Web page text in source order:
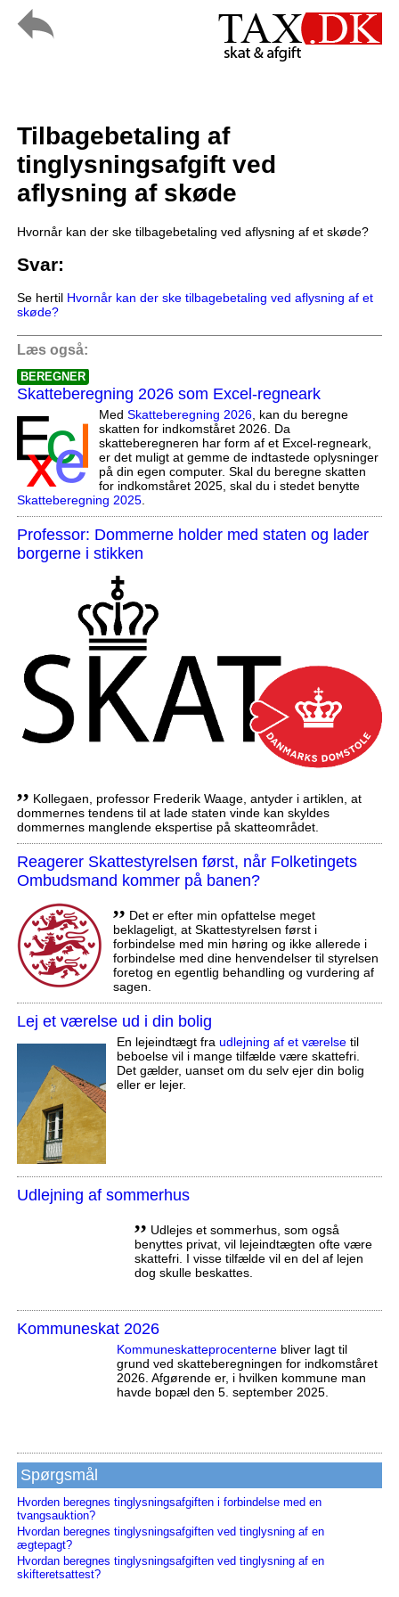
Tilbagebetaling af
tinglysningsafgift ved
aflysning af skøde
Hvornår kan der ske tilbagebetaling ved aflysning af et skøde?
Svar:
Se hertil Hvornår kan der ske tilbagebetaling ved aflysning af et
skøde?
Læs også:
BEREGNER
Skatteberegning 2026 som Excel-regneark
Med Skatteberegning 2026, kan du beregne
skatten for indkomståret 2026. Da
skatteberegneren har form af et Excel-regneark,
er det muligt at gemme de indtastede oplysninger
på din egen computer. Skal du beregne skatten
for indkomståret 2025, skal du i stedet benytte
Skatteberegning 2025.
Professor: Dommerne holder med staten og lader
borgerne i stikken
,, Kollegaen, professor Frederik Waage, antyder i artiklen, at
dommernes tendens til at lade staten vinde kan skyldes
dommernes manglende ekspertise på skatteområdet.
Reagerer Skattestyrelsen først, når Folketingets
Ombudsmand kommer på banen?
,, Det er efter min opfattelse meget
beklageligt, at Skattestyrelsen først i
forbindelse med min høring og ikke allerede i
forbindelse med dine henvendelser til styrelsen
foretog en egentlig behandling og vurdering af
sagen.
Lej et værelse ud i din bolig
En lejeindtægt fra udlejning af et værelsetil
beboelse vil i mange tilfælde være skattefri.
Det gælder, uanset om du selv ejer din bolig
eller er lejer.
Udlejning af sommerhus
,, Udlejes et sommerhus, som også
benyttes privat, vil lejeindtægten ofte være
skattefri. I visse tilfælde vil en del af lejen
dog skulle beskattes.
Kommuneskat 2026
Kommuneskatte­procenternebliver lagt til
grund ved skatteberegningen for indkomståret
2026. Afgørende er, i hvilken kommune man
havde bopæl den 5. september 2025.
Spørgsmål
Hvorden beregnes tinglysningsafgiften i forbindelse med en
tvangsauktion?
Hvordan beregnes tinglysningsafgiften ved tinglysning af en
ægtepagt?
Hvordan beregnes tinglysningsafgiften ved tinglysning af en
skifteretsattest?